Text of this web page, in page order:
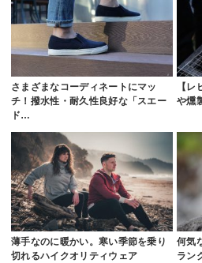
さまざまなコーディネートにマッ
チ！撥水性・耐久性良好な「スエー
ド…
【
や燻
薄手なのに暖かい。寒い季節を乗り
切れるハイクオリティウェア
何気
ラン